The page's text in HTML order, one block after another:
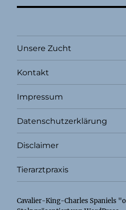
Unsere Zucht
Kontakt
Impressum
Datenschutzerklärung
Disclaimer
Tierarztpraxis
Cavalier-King-Charles Spaniels